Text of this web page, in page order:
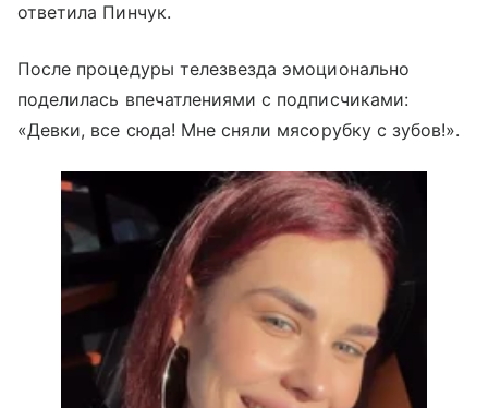
ответила Пинчук.
После процедуры телезвезда эмоционально
поделилась впечатлениями с подписчиками:
«Девки, все сюда! Мне сняли мясорубку с зубов!».